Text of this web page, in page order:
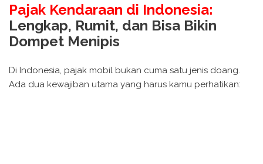
Pajak Kendaraan di Indonesia:
Lengkap, Rumit, dan Bisa Bikin
Dompet Menipis
Di Indonesia, pajak mobil bukan cuma satu jenis doang.
Ada dua kewajiban utama yang harus kamu perhatikan: